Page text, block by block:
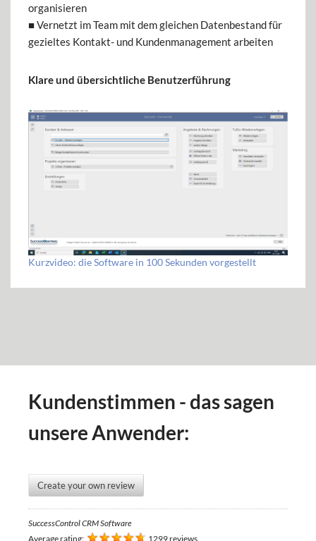
organisieren
■ Vernetzt im Team mit dem gleichen Datenbestand für
gezieltes Kontakt- und Kundenmanagement arbeiten
Klare und übersichtliche Benutzerführung
Kurzvideo: die Software in 100 Sekunden vorgestellt
Kundenstimmen - das sagen
unsere Anwender:
Create your own review
SuccessControl CRM Software
Average rating:
1299 reviews